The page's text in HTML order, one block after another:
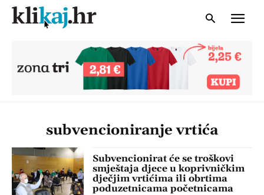
subvencioniranje vrtića
Subvencionirat će se troškovi
smještaja djece u koprivničkim
dječjim vrtićima ili obrtima
poduzetnicama početnicama